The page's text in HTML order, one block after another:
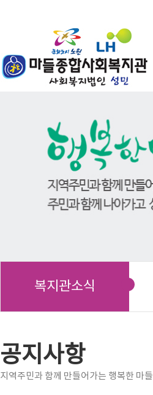
복지관소식
공지사항
지역주민과 함께 만들어가는 행복한 마들